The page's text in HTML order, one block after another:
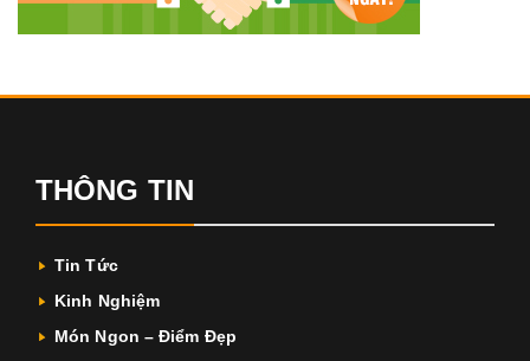
THÔNG TIN
Tin Tức
Kinh Nghiệm
Món Ngon – Điểm Đẹp